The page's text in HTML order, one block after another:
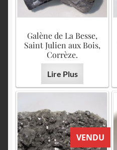
Galène de La Besse,
Saint Julien aux Bois,
Corrèze.
Lire Plus
VENDU